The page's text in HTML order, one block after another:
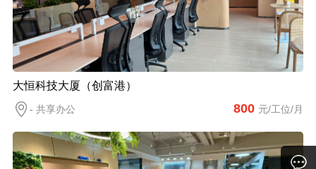
大恒科技大厦（创富港）
- 共享办公 800 元/工位/月